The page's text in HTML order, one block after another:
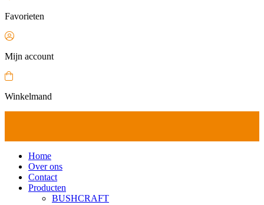
Favorieten
Mijn account
Winkelmand
Home
Over ons
Contact
Producten
BUSHCRAFT